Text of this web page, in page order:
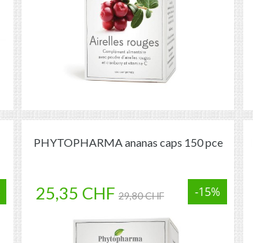
PHYTOPHARMA ananas caps 150 pce
25,35 CHF 29,80 CHF -15%